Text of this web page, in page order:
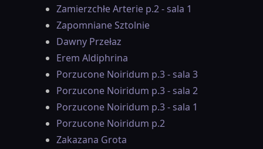
Zamierzchłe Arterie p.2 - sala 1
Zapomniane Sztolnie
Dawny Przełaz
Erem Aldiphrina
Porzucone Noiridum p.3 - sala 3
Porzucone Noiridum p.3 - sala 2
Porzucone Noiridum p.3 - sala 1
Porzucone Noiridum p.2
Zakazana Grota